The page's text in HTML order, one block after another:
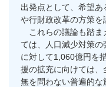
出発点として、希望
や行財政改革の方策を
これらの議論も踏ま
ては、人口減少対策
に対して1,060億円を
援の拡充に向けては
無を問わない普遍的